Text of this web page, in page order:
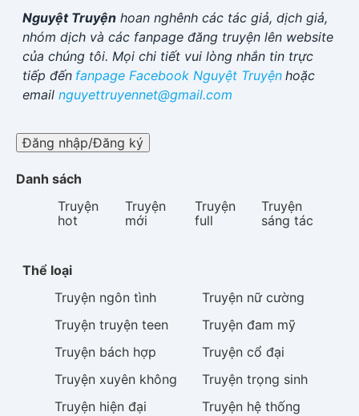
Nguyệt Truyện hoan nghênh các tác giả, dịch giả,
nhóm dịch và các fanpage đăng truyện lên website
của chúng tôi. Mọi chi tiết vui lòng nhắn tin trực
tiếp đến fanpage Facebook Nguyệt Truyện hoặc
email nguyettruyennet@gmail.com
Đăng nhập/Đăng ký
Danh sách
Truyện
hot
Truyện
mới
Truyện
full
Truyện
sáng tác
Thể loại
Truyện ngôn tình Truyện nữ cường
Truyện truyện teen Truyện đam mỹ
Truyện bách hợp Truyện cổ đại
Truyện xuyên không Truyện trọng sinh
Truyện hiện đại Truyện hệ thống